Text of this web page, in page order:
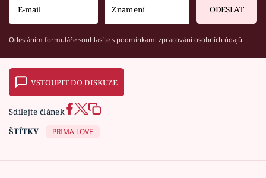
ODESLAT
Odesláním formuláře souhlasíte s podmínkami zpracování osobních údajů
VSTOUPIT DO DISKUZE
Sdílejte článek
ŠTÍTKY
PRIMA LOVE